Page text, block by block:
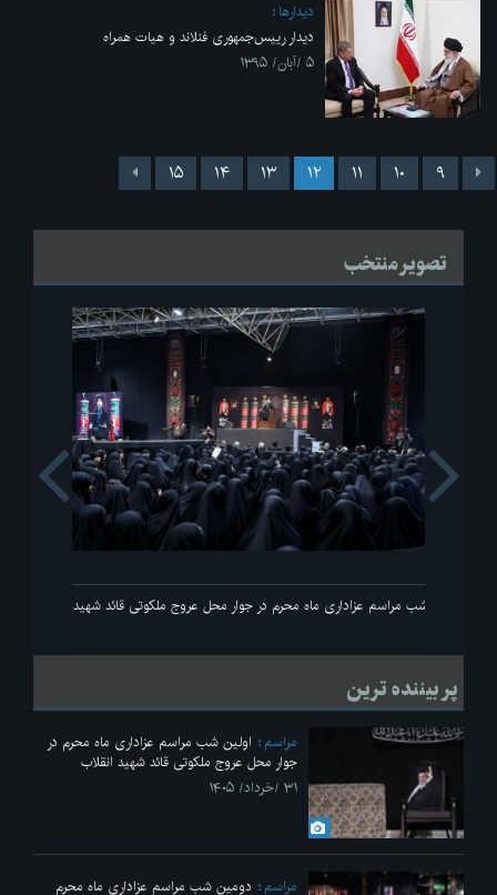
ديدارها
دیدار رییس‌جمهوری فنلاند و هیات همراه
۵ /آبان/ ۱۳۹۵
۹ ۱۰ ۱۱ ۱۲ ۱۳ ۱۴ ۱۵
تصویر منتخب
اولین شب مراسم عزاداری ماه محرم در جوار محل عروج ملکوتی قائد شهید انقلاب
Next
پر بیننده ترین
مراسم
اولین شب مراسم عزاداری ماه محرم در
جوار محل عروج ملکوتی قائد شهید انقلاب
۳۱ /خرداد/ ۱۴۰۵
مراسم
دومین شب مراسم عزاداری ماه محرم